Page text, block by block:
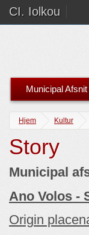
CI. Iolkou
Municipal Afsnit
Hjem Kultur
Story
Municipal
Ano Volos -
Origin